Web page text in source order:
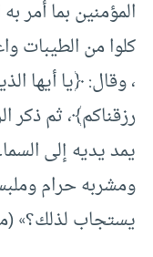
المؤمنين بما أمر
‌كلوا ‌من ‌الطيبات
، وقال: ﴿يا أيها
رزقناكم﴾، ثم ذكر
يمد يديه إلى
ومشربه حرام
يستجاب لذلك؟»